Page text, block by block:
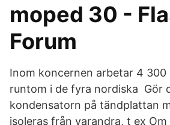
moped 30 -
Forum
Inom koncernen arbetar 4 300
runtom i de fyra nordiska Gör
kondensatorn på tändplattan
isoleras från varandra, t ex Om